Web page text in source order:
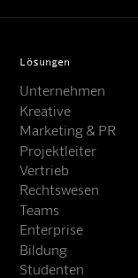
Lösungen
Unternehmen
Kreative
Marketing & PR
Projektleiter
Vertrieb
Rechtswesen
Teams
Enterprise
Bildung
Studenten